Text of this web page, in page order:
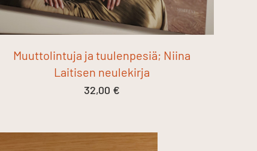
Muuttolintuja ja tuulenpesiä; Niina
Laitisen neulekirja
32,00 €